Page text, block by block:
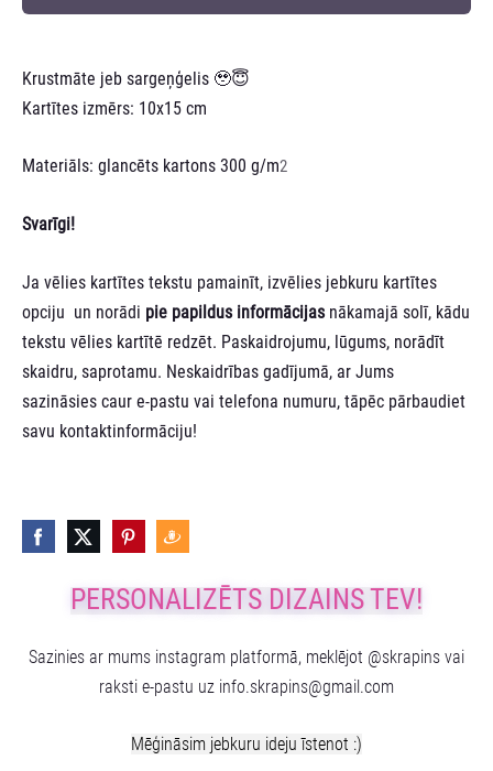
PERSONALIZĒTS DIZAINS TEV!
Sazinies ar mums instagram platformā, meklējot @skrapins vai
raksti e-pastu uz info.skrapins@gmail.com
Mēģināsim jebkuru ideju īstenot :)
Krustmāte jeb sargeņģelis 🥹😇
Kartītes izmērs: 10x15 cm
Materiāls: glancēts kartons 300 g/m2
Svarīgi!
Ja vēlies kartītes tekstu pamainīt, izvēlies jebkuru kartītes
opciju un norādi pie papildus informācijasnākamajā solī, kādu
tekstu vēlies kartītē redzēt. Paskaidrojumu, lūgums, norādīt
skaidru, saprotamu. Neskaidrības gadījumā, ar Jums
sazināsies caur e-pastu vai telefona numuru, tāpēc pārbaudiet
savu kontaktinformāciju!